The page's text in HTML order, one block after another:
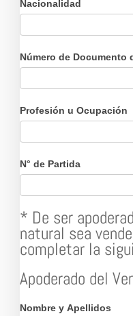
Nacionalidad
Número de Documento
Profesión u Ocupación
N° de Partida
* De ser
natural sea
completar la
Apoderado del
Nombre y Apellidos